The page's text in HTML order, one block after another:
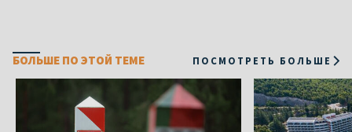
БОЛЬШЕ ПО ЭТОЙ ТЕМЕ ПОСМОТРЕТЬ БОЛЬШЕ